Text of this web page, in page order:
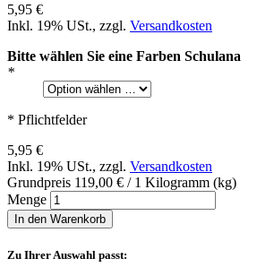
5,95 €
Inkl. 19% USt., zzgl. Versandkosten
Bitte wählen Sie eine Farben Schulana
*
* Pflichtfelder
5,95 €
Inkl. 19% USt., zzgl. Versandkosten
Grundpreis 119,00 € / 1 Kilogramm (kg)
Menge
In den Warenkorb
Zu Ihrer Auswahl passt: